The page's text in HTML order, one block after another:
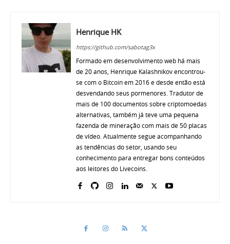
Henrique HK
https://github.com/sabotag3x
Formado em desenvolvimento web há mais
de 20 anos, Henrique Kalashnikov encontrou-
se com o Bitcoin em 2016 e desde então está
desvendando seus pormenores. Tradutor de
mais de 100 documentos sobre criptomoedas
alternativas, também já teve uma pequena
fazenda de mineração com mais de 50 placas
de vídeo. Atualmente segue acompanhando
as tendências do setor, usando seu
conhecimento para entregar bons conteúdos
aos leitores do Livecoins.